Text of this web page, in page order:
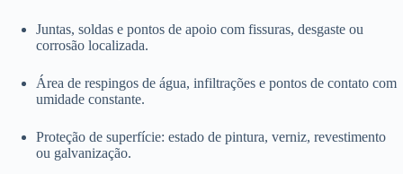
Juntas, soldas e pontos de apoio com fissuras, desgaste ou
corrosão localizada.
Área de respingos de água, infiltrações e pontos de contato com
umidade constante.
Proteção de superfície: estado de pintura, verniz, revestimento
ou galvanização.